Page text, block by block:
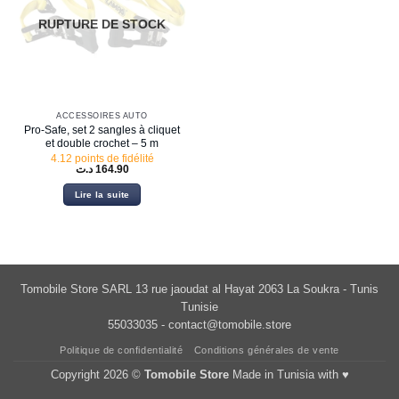
RUPTURE DE STOCK
ACCESSOIRES AUTO
Pro-Safe, set 2 sangles à cliquet
et double crochet – 5 m
4.12 points de fidélité
164.90 د.ت
Lire la suite
Tomobile Store SARL 13 rue jaoudat al Hayat 2063 La Soukra - Tunis
Tunisie
55033035 - contact@tomobile.store
Politique de confidentialité Conditions générales de vente
Copyright 2026 © Tomobile StoreMade in Tunisia with ♥